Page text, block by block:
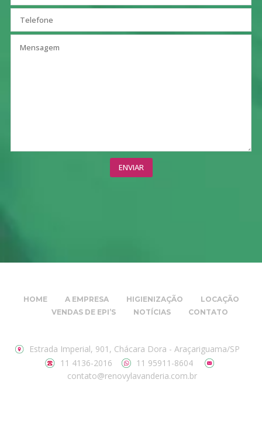
HOME A EMPRESA HIGIENIZAÇÃO
LOCAÇÃO
VENDAS DE EPI’S
NOTÍCIAS CONTATO
Estrada Imperial, 901, Chácara Dora - Araçariguama/SP
11 4136-2016
11 95911-8604
contato@renovylavanderia.com.br